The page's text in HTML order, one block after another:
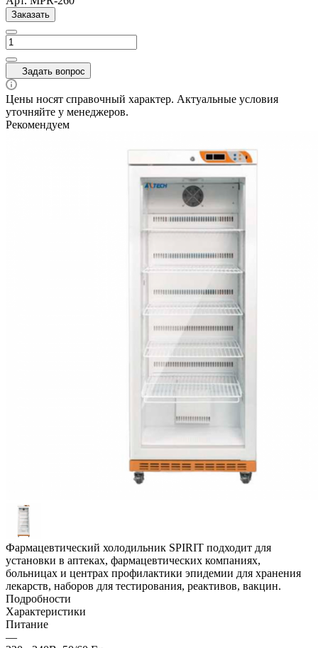
Заказать
Задать вопрос
Цены носят справочный характер. Актуальные условия
уточняйте у менеджеров.
Рекомендуем
Фармацевтический холодильник SPIRIT подходит для
установки в аптеках, фармацевтических компаниях,
больницах и центрах профилактики эпидемии для хранения
лекарств, наборов для тестирования, реактивов, вакцин.
Подробности
Характеристики
Питание
—